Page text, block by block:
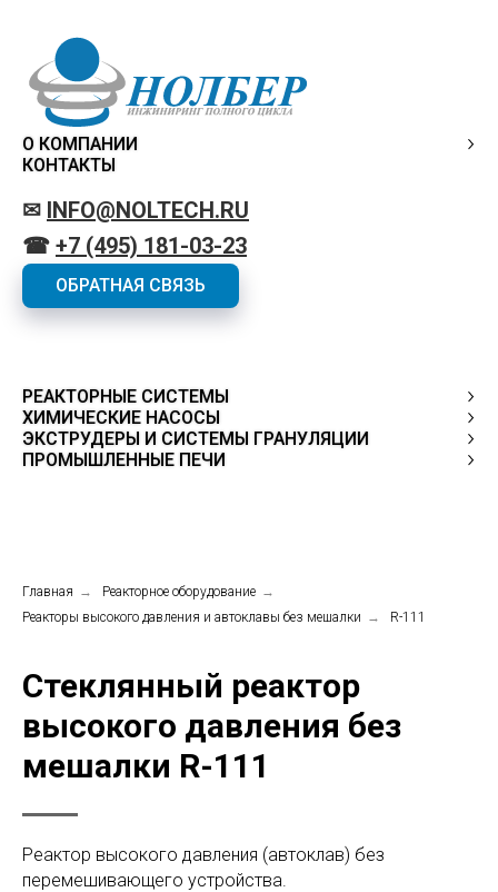
О КОМПАНИИ
КОНТАКТЫ
✉ INFO@NOLTECH.RU
☎ +7 (495) 181-03-23
ОБРАТНАЯ СВЯЗЬ
РЕАКТОРНЫЕ СИСТЕМЫ
ХИМИЧЕСКИЕ НАСОСЫ
ЭКСТРУДЕРЫ И СИСТЕМЫ ГРАНУЛЯЦИИ
ПРОМЫШЛЕННЫЕ ПЕЧИ
Главная → Реакторное оборудование →
Реакторы высокого давления и автоклавы без мешалки → R-111
Стеклянный реактор
высокого давления без
мешалки R-111
Реактор высокого давления (автоклав) без
перемешивающего устройства.